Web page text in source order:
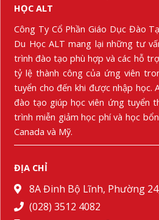
HỌC ALT
Công Ty Cổ Phần Giáo Dục Đào
Du Học ALT mang lại những tư
trình đào tạo phù hợp và các hỗ
tỷ lệ thành công của ứng viên
tuyển cho đến khi được nhập học.
đào tạo giúp học viên ứng tuyển
trình miễn giảm học phí và học
Canada và Mỹ.
ĐỊA CHỈ
8A Đinh Bộ Lĩnh, Phường
(028) 3512 4082